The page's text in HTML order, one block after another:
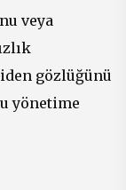
veya
gözlüğünü
yönetime